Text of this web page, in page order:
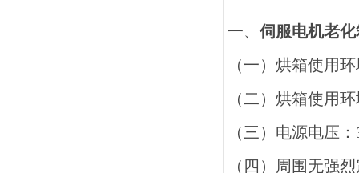
一、 伺服电机老化
（一）烘箱使用
（二）烘箱使用
（三）电源电压：
（四）周围无强